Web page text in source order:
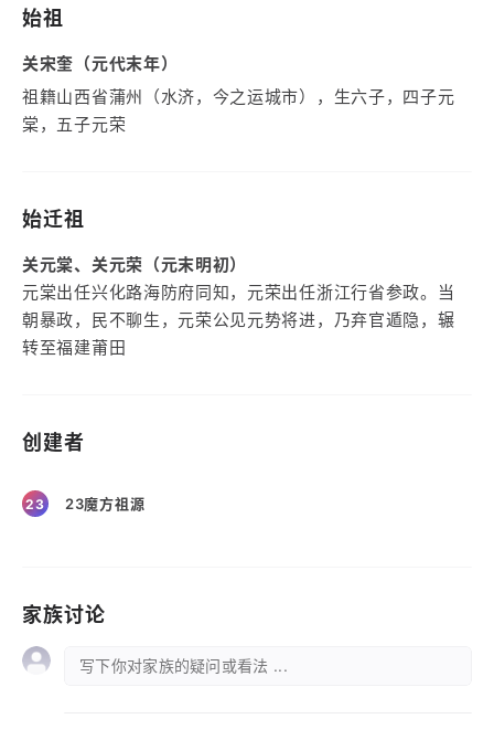
始祖
关宋奎（元代末年）
祖籍山西省蒲州（水济，今之运城市），生六子，四子元
棠，五子元荣
始迁祖
关元棠、关元荣（元末明初）
元棠出任兴化路海防府同知，元荣出任浙江行省参政。当
朝暴政，民不聊生，元荣公见元势将进，乃弃官遁隐，辗
转至福建莆田
创建者
23 23魔方祖源
家族讨论
写下你对家族的疑问或看法 ...